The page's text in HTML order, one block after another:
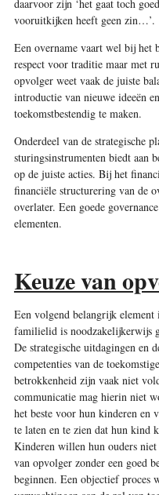
daarvoor zijn ‘het gaat toch
vooruitkijken heeft geen zin…’.
Een overname vaart wel bij het
respect voor traditie maar met
opvolger weet vaak de juiste
introductie van nieuwe ideeën
toekomstbestendig te maken.
Onderdeel van de strategische
sturingsinstrumenten biedt aan
op de juiste acties. Bij het
financiële structurering van de
overlater. Een goede
elementen.
Keuze van
Een volgend belangrijk
familielid is noodzakelijkerwijs
De strategische uitdagingen en
competenties van de
betrokkenheid zijn vaak niet
communicatie mag hierin niet
het beste voor hun kinderen
te laten en te zien dat hun kind
Kinderen willen hun ouders
van opvolger zonder een goed
beginnen. Een objectief proces